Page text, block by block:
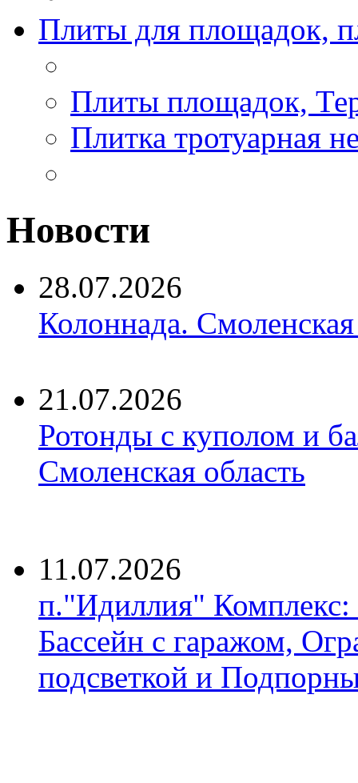
Плиты для площадок,
Плиты площадок,
Плитка тротуарная
Новости
28.07.2026
Колоннада. Смоленская
21.07.2026
Ротонды с куполом и
Смоленская область
11.07.2026
п."Идиллия"
Бассейн с гаражом,
подсветкой и